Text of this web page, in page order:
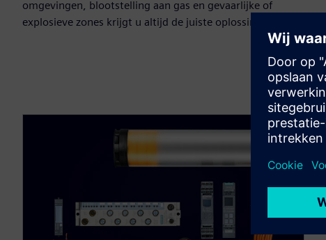
omgevingen, blootstelling aan gas en gevaarlijke of
explosieve zones krijgt u altijd de juiste oplossing.